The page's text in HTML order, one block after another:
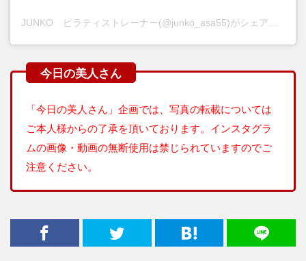
「今日の美人さん」企画では、写真の転載については
ご本人様からの了承を頂いております。インスタグラ
ムの画像・動画の無断使用は禁じられていますのでご
注意ください。